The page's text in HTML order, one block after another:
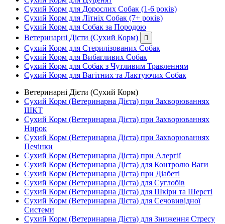
Сухий Корм для Дорослих Собак (1-6 років)
Сухий Корм для Літніх Собак (7+ років)
Сухий Корм для Собак за Породою
Ветеринарні Дієти (Сухий Корм)

Сухий Корм для Стерилізованих Собак
Сухий Корм для Вибагливих Собак
Сухий Корм для Собак з Чутливим Травленням
Сухий Корм для Вагітних та Лактуючих Собак
Ветеринарні Дієти (Сухий Корм)
Сухий Корм (Ветеринарна Дієта) при Захворюваннях
ШКТ
Сухий Корм (Ветеринарна Дієта) при Захворюваннях
Нирок
Сухий Корм (Ветеринарна Дієта) при Захворюваннях
Печінки
Сухий Корм (Ветеринарна Дієта) при Алергії
Сухий Корм (Ветеринарна Дієта) для Контролю Ваги
Сухий Корм (Ветеринарна Дієта) при Діабеті
Сухий Корм (Ветеринарна Дієта) для Суглобів
Сухий Корм (Ветеринарна Дієта) для Шкіри та Шерсті
Сухий Корм (Ветеринарна Дієта) для Сечовивідної
Системи
Сухий Корм (Ветеринарна Дієта) для Зниження Стресу